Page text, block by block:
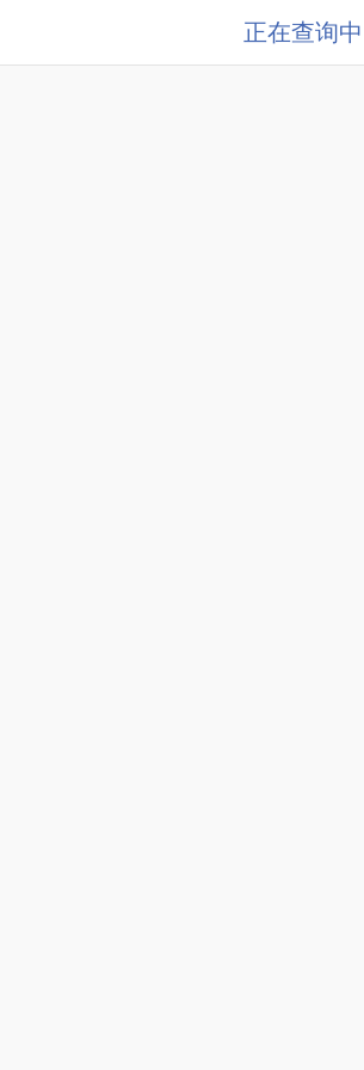
正在查询中